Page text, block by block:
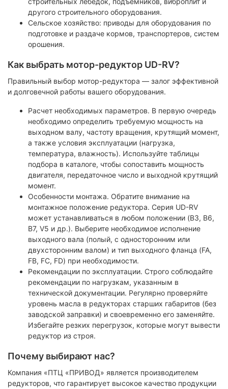
другого строительного оборудования.
Сельское хозяйство: приводы для оборудования по
подготовке и раздаче кормов, транспортеров, систем
орошения.
Как выбрать мотор-редуктор UD-RV?
Правильный выбор мотор-редуктора — залог эффективной
и долговечной работы вашего оборудования.
Расчет необходимых параметров. В первую очередь
необходимо определить требуемую мощность на
выходном валу, частоту вращения, крутящий момент,
а также условия эксплуатации (нагрузка,
температура, влажность). Используйте таблицы
подбора в каталоге, чтобы сопоставить мощность
двигателя, передаточное число и выходной крутящий
момент.
Особенности монтажа. Обратите внимание на
монтажное положение редуктора. Серия UD-RV
может устанавливаться в любом положении (B3, B6,
B7, V5 и др.). Выберите необходимое исполнение
выходного вала (полый, с односторонним или
двухсторонним валом) и тип выходного фланца (FA,
FB, FC, FD) при необходимости.
Рекомендации по эксплуатации. Строго соблюдайте
рекомендации по нагрузкам, указанным в
технической документации. Регулярно проверяйте
уровень масла в редукторах старших габаритов (без
заводской заправки) и своевременно его заменяйте.
Избегайте резких перегрузок, которые могут вывести
редуктор из строя.
Почему выбирают нас?
Компания «ПТЦ «ПРИВОД» является производителем
редукторов, что гарантирует высокое качество продукции